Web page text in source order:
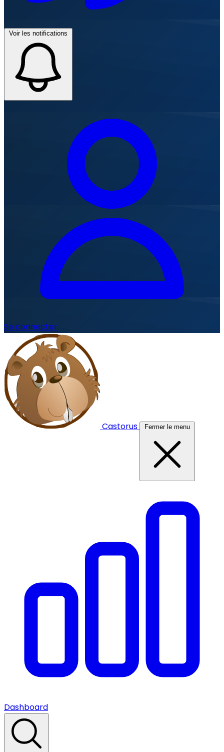
Voir les notifications
Se connecter
Castorus Fermer le menu
Dashboard